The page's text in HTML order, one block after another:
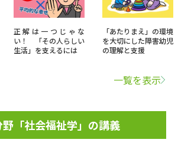
正解は一つじゃな
い！ 「その人らしい
生活」を支えるには
「あたりまえ」の環境
を大切にした障害幼児
の理解と支援
一覧を表示
野「社会福祉学」の講義